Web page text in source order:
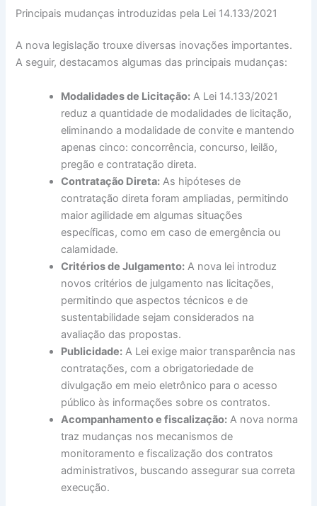
Principais mudanças introduzidas pela Lei 14.133/2021
A nova legislação trouxe diversas inovações importantes.
A seguir, destacamos algumas das principais mudanças:
Modalidades de Licitação: A Lei 14.133/2021
reduz a quantidade de modalidades de licitação,
eliminando a modalidade de convite e mantendo
apenas cinco: concorrência, concurso, leilão,
pregão e contratação direta.
Contratação Direta: As hipóteses de
contratação direta foram ampliadas, permitindo
maior agilidade em algumas situações
específicas, como em caso de emergência ou
calamidade.
Critérios de Julgamento: A nova lei introduz
novos critérios de julgamento nas licitações,
permitindo que aspectos técnicos e de
sustentabilidade sejam considerados na
avaliação das propostas.
Publicidade: A Lei exige maior transparência nas
contratações, com a obrigatoriedade de
divulgação em meio eletrônico para o acesso
público às informações sobre os contratos.
Acompanhamento e fiscalização: A nova norma
traz mudanças nos mecanismos de
monitoramento e fiscalização dos contratos
administrativos, buscando assegurar sua correta
execução.